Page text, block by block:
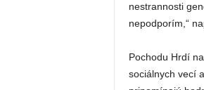
nestrannosti
nepodporím,“
Pochodu Hrdí
sociálnych vecí